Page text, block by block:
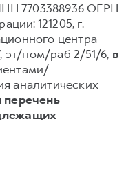
7703388936 ОГРН
121205, г.
центра
эт/пом/раб 2/51/6, в
аналитических
перечень